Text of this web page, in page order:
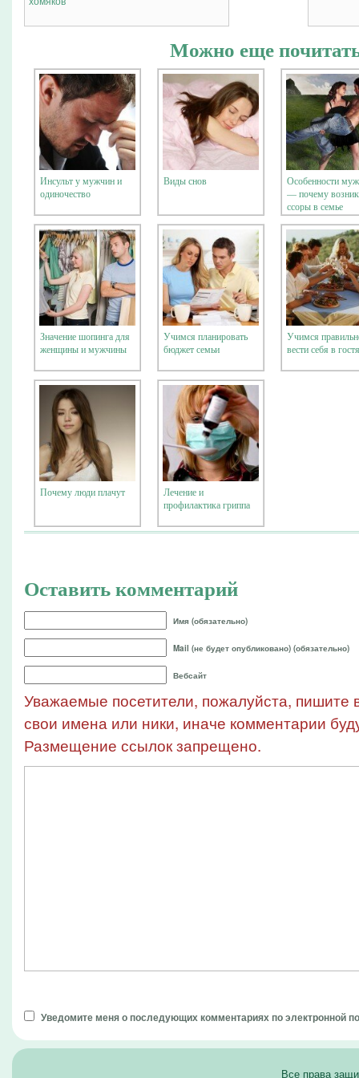
Можно еще
Инсульт у мужчин и
одиночество
Виды снов
Особенности
— почему
ссоры в семье
Значение шопинга для
женщины и мужчины
Учимся планировать
бюджет семьи
Учимся
вести себя в
Почему люди плачут
Лечение и
профилактика гриппа
Оставить комментарий
Имя (обязательно)
Mail (не будет опубликовано) (обязательно)
Вебсайт
Уважаемые посетители, пожалуйста, пишите
свои имена или ники, иначе комментарии
Размещение ссылок запрещено.
Уведомите меня о последующих комментариях по электронной
Все права